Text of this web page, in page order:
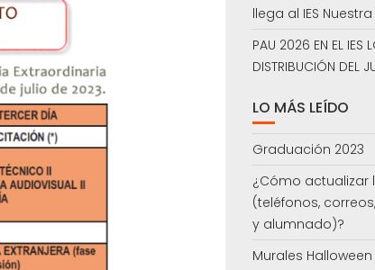
llega al IES
PAU 2026 EN EL IES
DISTRIBUCIÓN DEL
LO MÁS LEÍDO
Graduación 2023
¿Cómo actualizar
(teléfonos,
y alumnado)?
Murales Halloween